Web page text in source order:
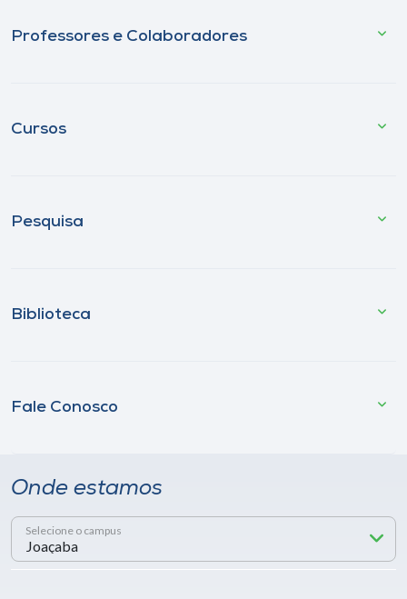
Professores e Colaboradores
Cursos
Pesquisa
Biblioteca
Fale Conosco
Onde estamos
Selecione o campus